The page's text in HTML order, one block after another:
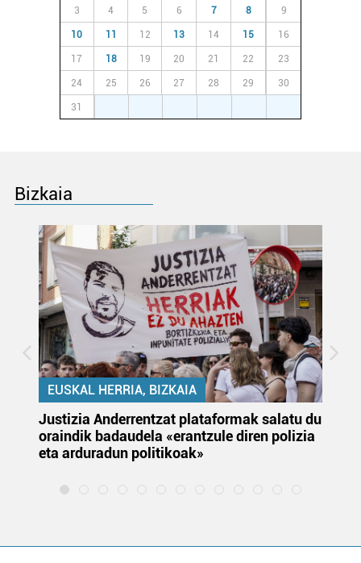
3 4 5 6 7 8 9
10 11 12 13 14 15 16
17 18 19 20 21 22 23
24 25 26 27 28 29 30
31
Bizkaia
EUSKAL HERRIA, BIZKAIA
Justizia Anderrentzat plataformak salatu du
oraindik badaudela «erantzule diren polizia
eta arduradun politikoak»